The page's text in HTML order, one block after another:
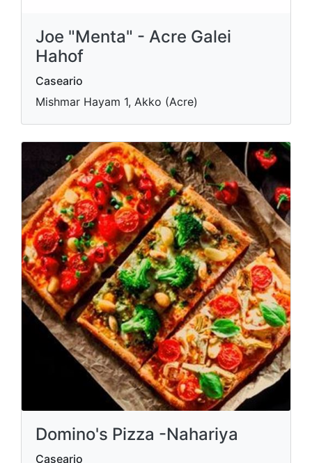
Joe "Menta" - Acre Galei
Hahof
Caseario
Mishmar Hayam 1, Akko (Acre)
Domino's Pizza -Nahariya
Caseario